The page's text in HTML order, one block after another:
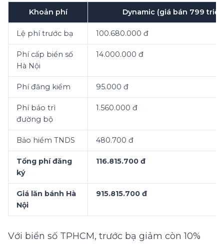
Khoản phí Dynamic (giá bán 799
Lệ phí trước bạ 100.680.000 đ
Phí cấp biển số
Hà Nội
14.000.000 đ
Phí đăng kiểm 95.000 đ
Phí bảo trì
đường bộ
1.560.000 đ
Bảo hiểm TNDS 480.700 đ
Tổng phí đăng
ký
116.815.700 đ
Giá lăn bánh Hà
Nội
915.815.700 đ
Với biển số TPHCM, trước bạ giảm còn 10%